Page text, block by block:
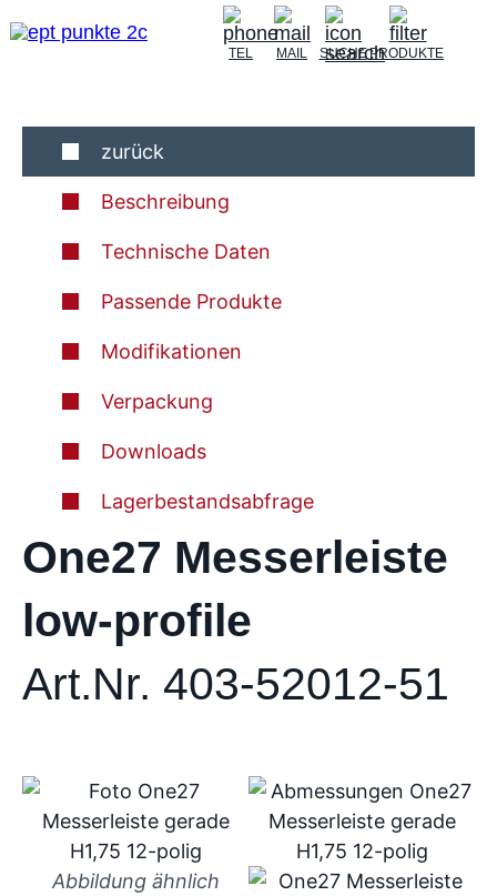
TEL MAIL SUCHEPRODUKTE
zurück
Beschreibung
Technische Daten
Passende Produkte
Modifikationen
Verpackung
Downloads
Lagerbestandsabfrage
One27 Messerleiste
low-profile
Art.Nr. 403-52012-51
Abbildung ähnlich